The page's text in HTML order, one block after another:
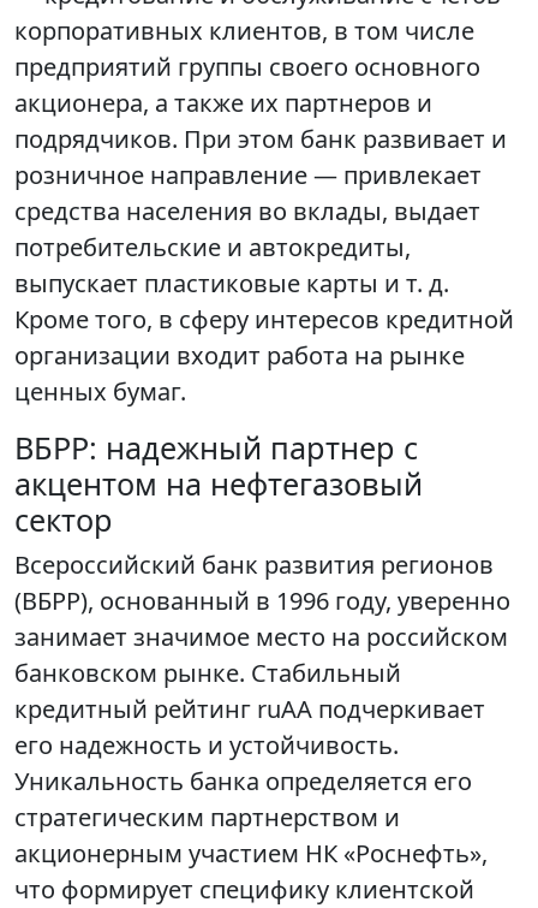
корпоративных клиентов, в том числе
предприятий группы своего основного
акционера, а также их партнеров и
подрядчиков. При этом банк развивает и
розничное направление — привлекает
средства населения во вклады, выдает
потребительские и автокредиты,
выпускает пластиковые карты и т. д.
Кроме того, в сферу интересов кредитной
организации входит работа на рынке
ценных бумаг.
ВБРР: надежный партнер с
акцентом на нефтегазовый
сектор
Всероссийский банк развития регионов
(ВБРР), основанный в 1996 году, уверенно
занимает значимое место на российском
банковском рынке. Стабильный
кредитный рейтинг ruAA подчеркивает
его надежность и устойчивость.
Уникальность банка определяется его
стратегическим партнерством и
акционерным участием НК «Роснефть»,
что формирует специфику клиентской